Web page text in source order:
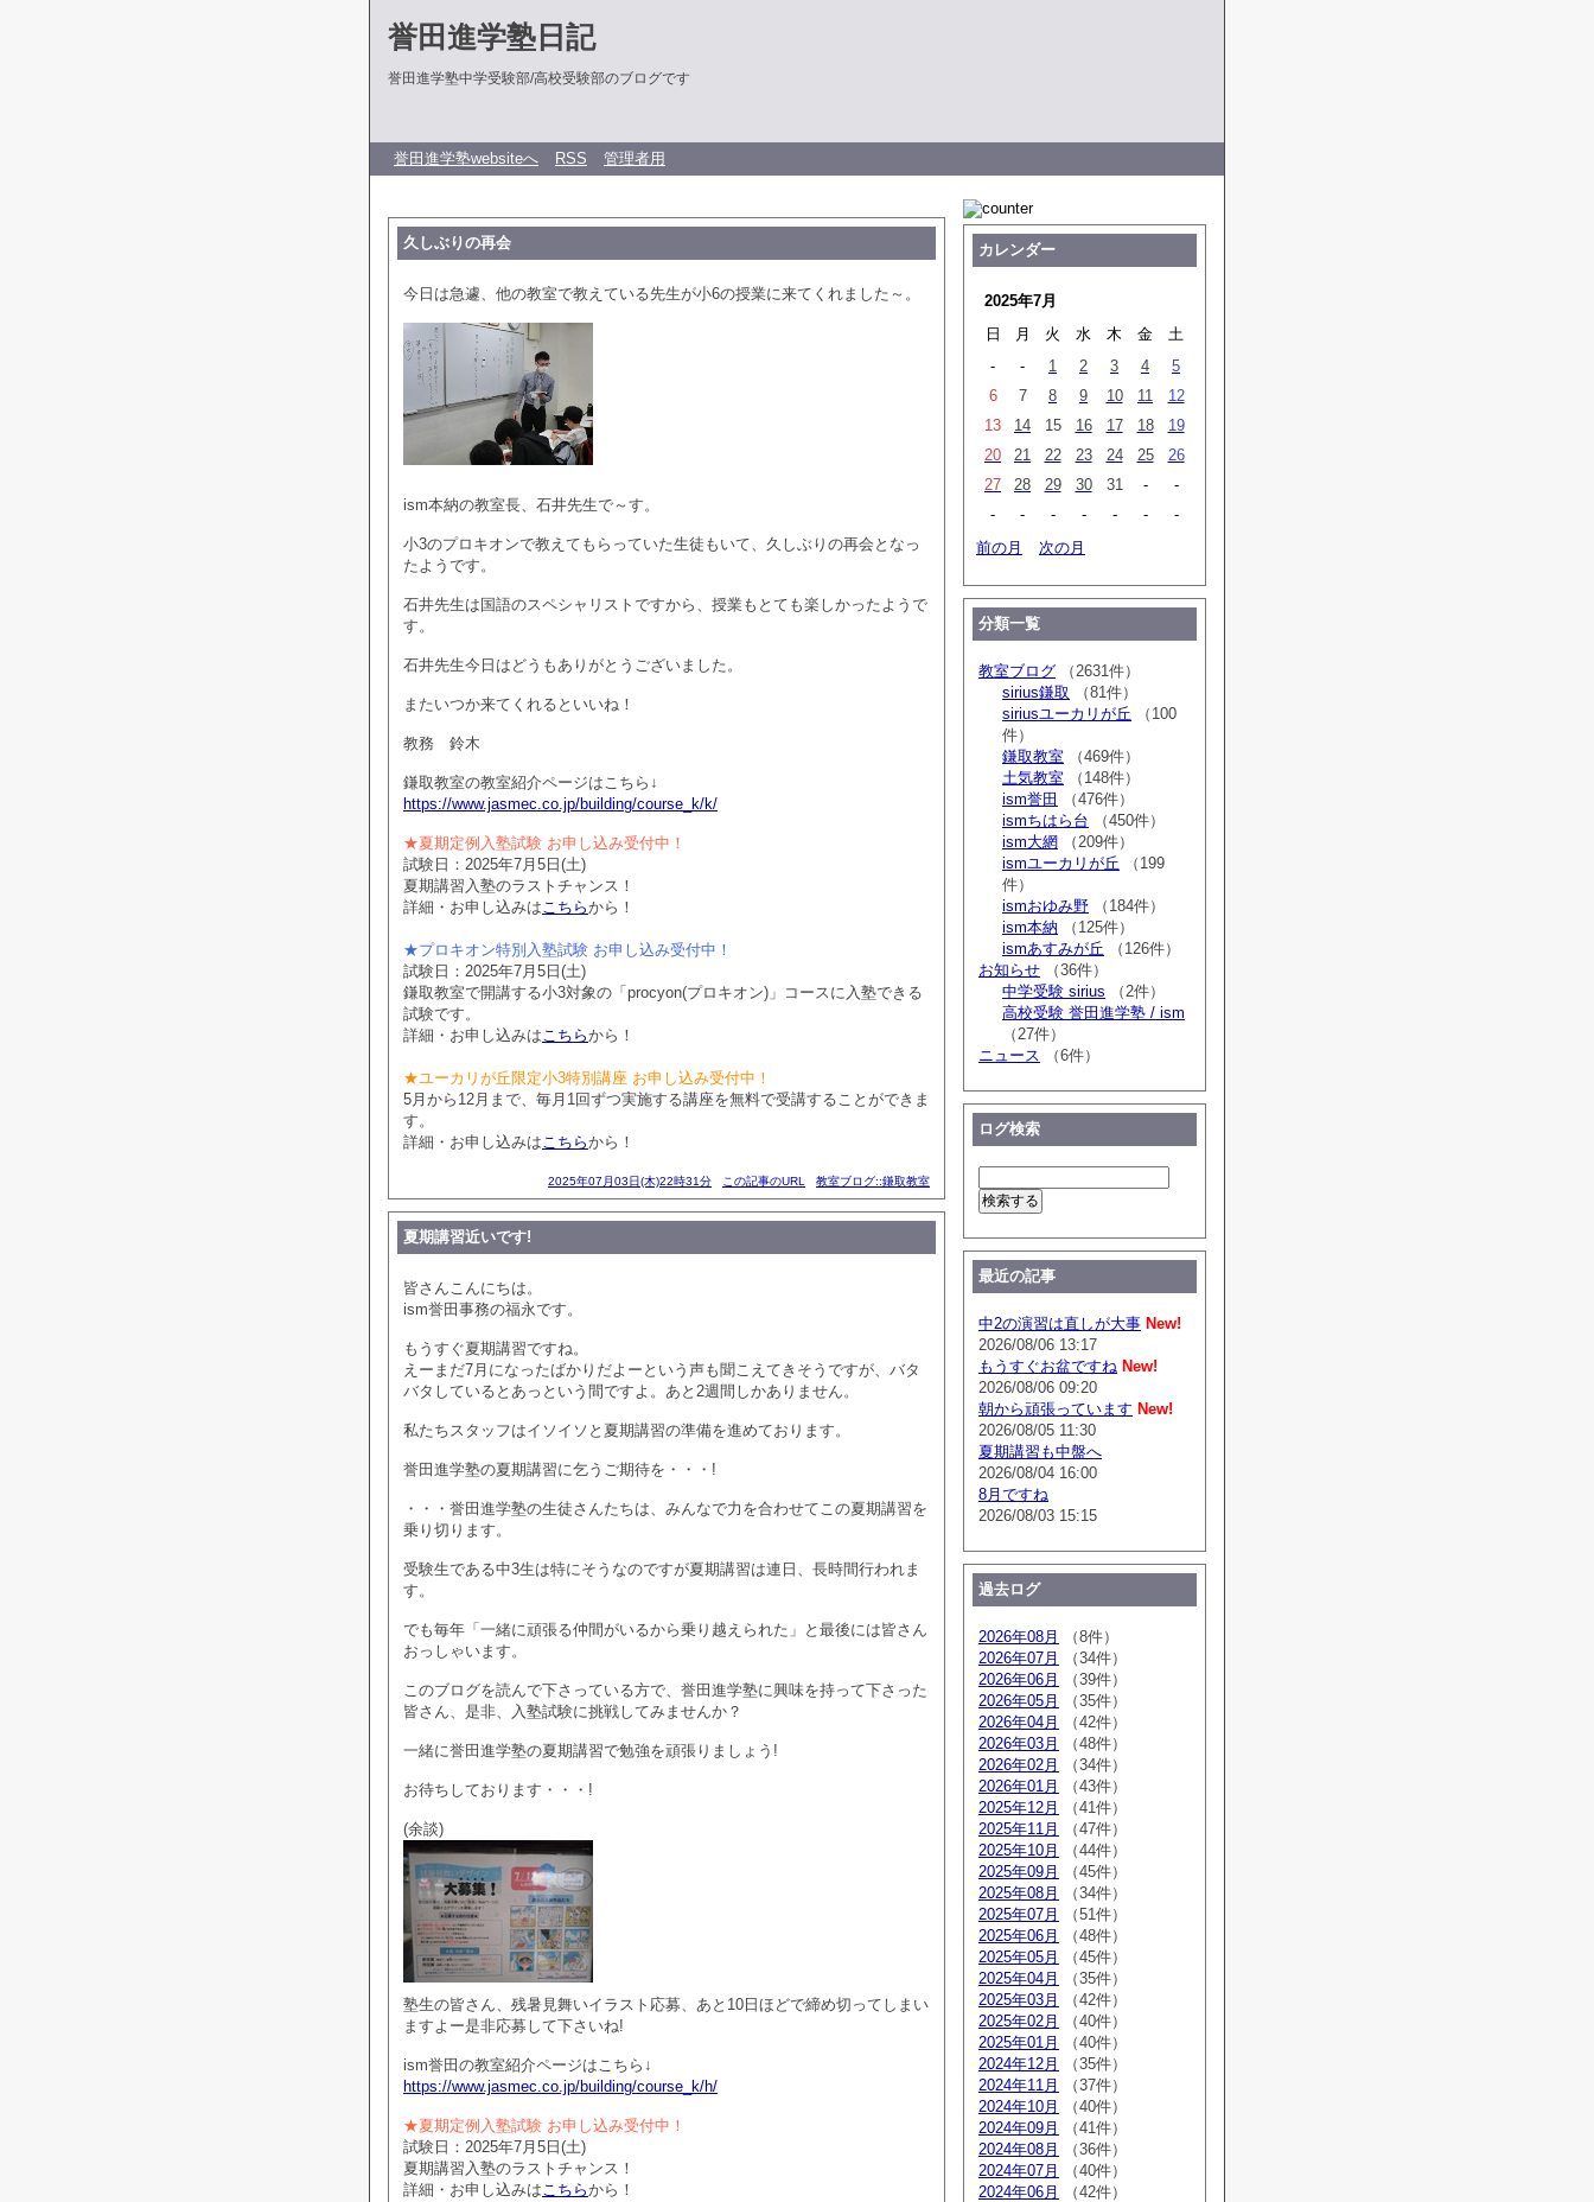
誉田進学塾日記
誉田進学塾中学受験部/高校受験部のブログです
誉田進学塾websiteへ RSS 管理者用
久しぶりの再会
今日は急遽、他の教室で教えている先生が小6の授業に来てくれました～。
ism本納の教室長、石井先生で～す。
小3のプロキオンで教えてもらっていた生徒もいて、久しぶりの再会となっ
たようです。
石井先生は国語のスペシャリストですから、授業もとても楽しかったようで
す。
石井先生今日はどうもありがとうございました。
またいつか来てくれるといいね！
教務 鈴木
鎌取教室の教室紹介ページはこちら↓
https://www.jasmec.co.jp/building/course_k/k/
★夏期定例入塾試験 お申し込み受付中！
試験日：2025年7月5日(土)
夏期講習入塾のラストチャンス！
詳細・お申し込みはこちらから！
★プロキオン特別入塾試験 お申し込み受付中！
試験日：2025年7月5日(土)
鎌取教室で開講する小3対象の「procyon(プロキオン)」コースに入塾できる
試験です。
詳細・お申し込みはこちらから！
★ユーカリが丘限定小3特別講座 お申し込み受付中！
5月から12月まで、毎月1回ずつ実施する講座を無料で受講することができま
す。
詳細・お申し込みはこちらから！
2025年07月03日(木)22時31分 この記事のURL 教室ブログ::鎌取教室
夏期講習近いです!
皆さんこんにちは。
ism誉田事務の福永です。
もうすぐ夏期講習ですね。
えーまだ7月になったばかりだよーという声も聞こえてきそうですが、バタ
バタしているとあっという間ですよ。あと2週間しかありません。
私たちスタッフはイソイソと夏期講習の準備を進めております。
誉田進学塾の夏期講習に乞うご期待を・・・!
・・・誉田進学塾の生徒さんたちは、みんなで力を合わせてこの夏期講習を
乗り切ります。
受験生である中3生は特にそうなのですが夏期講習は連日、長時間行われま
す。
でも毎年「一緒に頑張る仲間がいるから乗り越えられた」と最後には皆さん
おっしゃいます。
このブログを読んで下さっている方で、誉田進学塾に興味を持って下さった
皆さん、是非、入塾試験に挑戦してみませんか？
一緒に誉田進学塾の夏期講習で勉強を頑張りましょう!
お待ちしております・・・!
(余談)
塾生の皆さん、残暑見舞いイラスト応募、あと10日ほどで締め切ってしまい
ますよー是非応募して下さいね!
ism誉田の教室紹介ページはこちら↓
https://www.jasmec.co.jp/building/course_k/h/
★夏期定例入塾試験 お申し込み受付中！
試験日：2025年7月5日(土)
夏期講習入塾のラストチャンス！
詳細・お申し込みはこちらから！
カレンダー
2025年7月
日
月 火 水 木 金
土
-
- 1 2 3 4
5
6
7 8 9 10 11
12
13
14 15 16 17 18
19
20
21 22 23 24 25
26
27
28 29 30 31 -
-
-
- - - - -
-
前の月
次の月
分類一覧
教室ブログ （2631件）
sirius鎌取 （81件）
siriusユーカリが丘 （100
件）
鎌取教室 （469件）
土気教室 （148件）
ism誉田
（476件）
ismちはら台 （450件）
ism大網 （209件）
ismユーカリが丘 （199
件）
ismおゆみ野 （184件）
ism本納 （125件）
ismあすみが丘 （126件）
お知らせ （36件）
中学受験 sirius （2件）
高校受験 誉田進学塾 / ism
（27件）
ニュース （6件）
ログ検索
最近の記事
中2の演習は直しが大事 New!
2026/08/06 13:17
もうすぐお盆ですね New!
2026/08/06 09:20
朝から頑張っています New!
2026/08/05 11:30
夏期講習も中盤へ
2026/08/04 16:00
8月ですね
2026/08/03 15:15
過去ログ
2026年08月
（8件）
2026年07月
（34件）
2026年06月
（39件）
2026年05月
（35件）
2026年04月
（42件）
2026年03月
（48件）
2026年02月
（34件）
2026年01月
（43件）
2025年12月
（41件）
2025年11月
（47件）
2025年10月
（44件）
2025年09月
（45件）
2025年08月
（34件）
2025年07月
（51件）
2025年06月
（48件）
2025年05月
（45件）
2025年04月
（35件）
2025年03月
（42件）
2025年02月
（40件）
2025年01月
（40件）
2024年12月
（35件）
2024年11月
（37件）
2024年10月
（40件）
2024年09月
（41件）
2024年08月
（36件）
2024年07月
（40件）
2024年06月
（42件）